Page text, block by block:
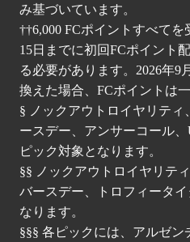
み基づいています。
††6,000 FCポイントすべてを
15日までに初回FCポイント
る必要があります。2026年9
換えた場合、FCポイントは
§ ノックアウトロイヤリテ
ースデー、アンサーコール
ピック対象となります。
§§ ノックアウトロイヤリテ
バースデー、トロフィータ
なります。
§§§ 各ピックには、アルゼン